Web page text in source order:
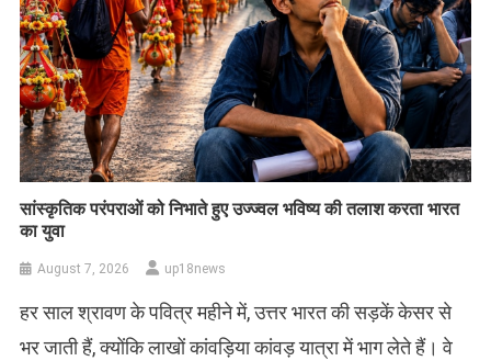
सांस्कृतिक परंपराओं को निभाते हुए उज्ज्वल भविष्य की तलाश करता भारत
का युवा
August 7, 2026 up18news
हर साल श्रावण के पवित्र महीने में, उत्तर भारत की सड़कें केसर से
भर जाती हैं, क्योंकि लाखों कांवड़िया कांवड़ यात्रा में भाग लेते हैं। वे